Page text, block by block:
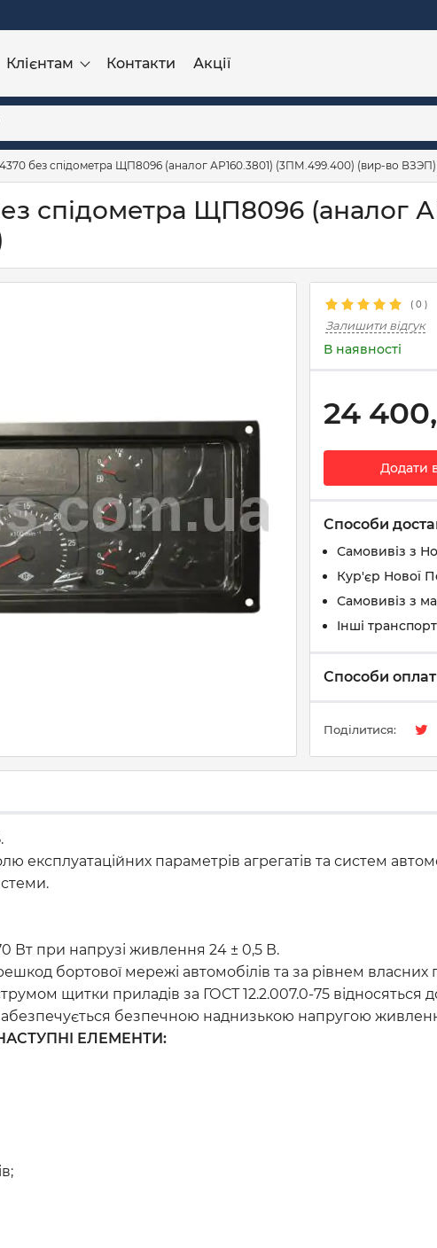
Клієнтам Контакти Акції
без спідометра ЩП8096 (аналог АР160.3801) (3ПМ.499.400) (вир-во ВЗЭП)
спідометра ЩП8096 (аналог
( 0 )
Залишити відгук
В наявності
24
Додати
Способи
Самовивіз з
Кур'єр Нової
Самовивіз з
Інші
Способи
Поділитися:
.
експлуатаційних параметрів агрегатів та систем
Вт при напрузі живлення 24 ± 0,5 В.
бортової мережі автомобілів та за рівнем
щитки приладів за ГОСТ 12.2.007.0-75 відносяться
безпечною наднизькою напругою
ЕЛЕМЕНТИ: